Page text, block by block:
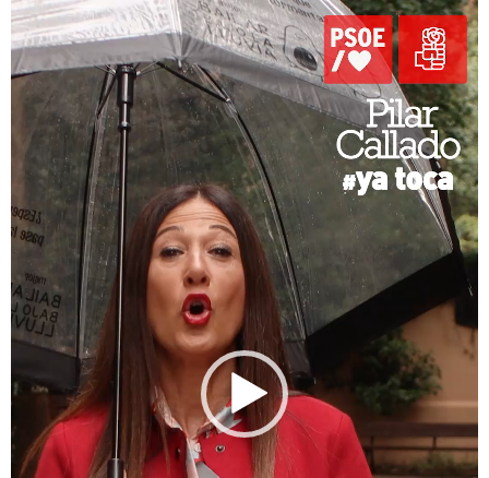
de
vídeo